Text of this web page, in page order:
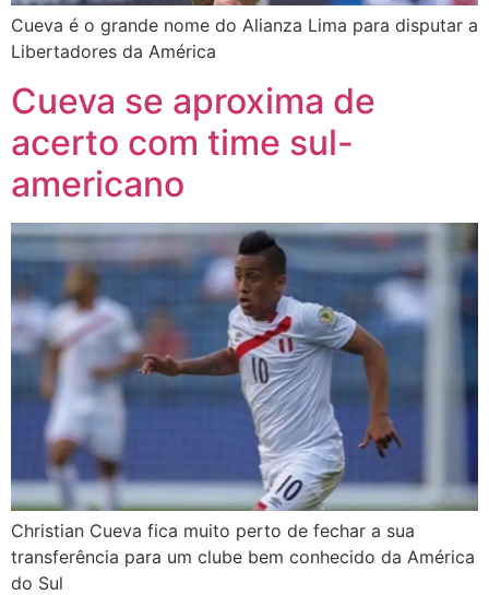
Cueva é o grande nome do Alianza Lima para disputar a
Libertadores da América
Cueva se aproxima de
acerto com time sul-
americano
Christian Cueva fica muito perto de fechar a sua
transferência para um clube bem conhecido da América
do Sul